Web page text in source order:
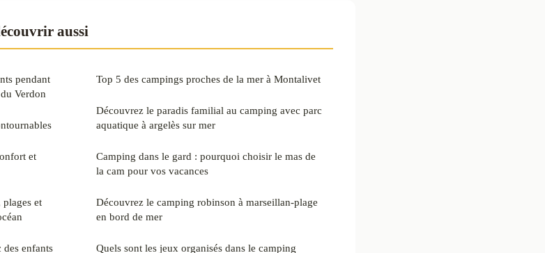
aussi
pendant
Verdon
et
et
enfants
Top 5 des campings proches de la mer à Montalivet
Découvrez le paradis familial au camping avec parc
aquatique à argelès sur mer
Camping dans le gard : pourquoi choisir le mas de
la cam pour vos vacances
Découvrez le camping robinson à marseillan-plage
en bord de mer
Quels sont les jeux organisés dans le camping